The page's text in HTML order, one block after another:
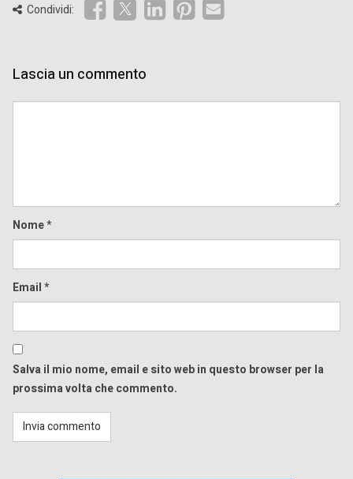
Condividi:
Lascia un commento
Nome*
Email*
Salva il mio nome, email e sito web in questo browser per la
prossima volta che commento.